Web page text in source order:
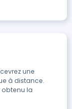
une
à distance.
obtenu la